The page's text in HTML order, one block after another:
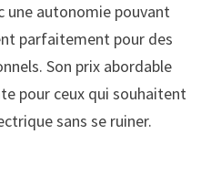
une autonomie pouvant
parfaitement pour des
Son prix abordable
pour ceux qui souhaitent
sans se ruiner.